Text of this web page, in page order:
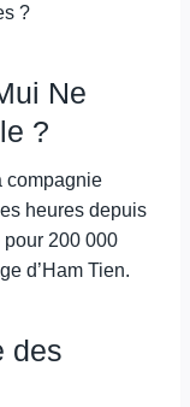
?
Ne
?
compagnie
heures depuis
pour 200 000
d’Ham Tien.
des